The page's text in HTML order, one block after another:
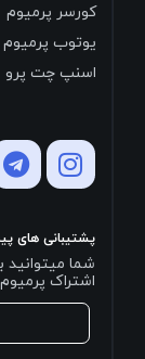
کورسر پرمیوم
یوتوب پرمیوم
اسنپ چت پرو
پشتیبانی های
اشتراک